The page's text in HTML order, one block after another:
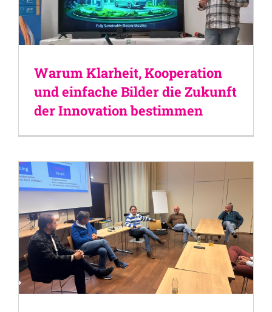
Warum Klarheit, Kooperation
und einfache Bilder die Zukunft
der Innovation bestimmen